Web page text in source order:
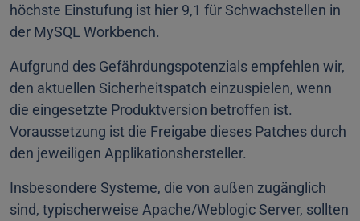
höchste Einstufung ist hier 9,1 für Schwachstellen in
der MySQL Workbench.
Aufgrund des Gefährdungspotenzials empfehlen wir,
den aktuellen Sicherheitspatch einzuspielen, wenn
die eingesetzte Produktversion betroffen ist.
Voraussetzung ist die Freigabe dieses Patches durch
den jeweiligen Applikationshersteller.
Insbesondere Systeme, die von außen zugänglich
sind, typischerweise Apache/Weblogic Server, sollten